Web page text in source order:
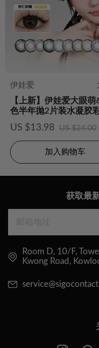
伊娃爱
【上新】伊娃爱大眼萌
色半年抛2片装水凝胶
形眼镜
US $13.98 US $24.00
加入购物车
获取最
Room D, 10/F,
Kwong Road,